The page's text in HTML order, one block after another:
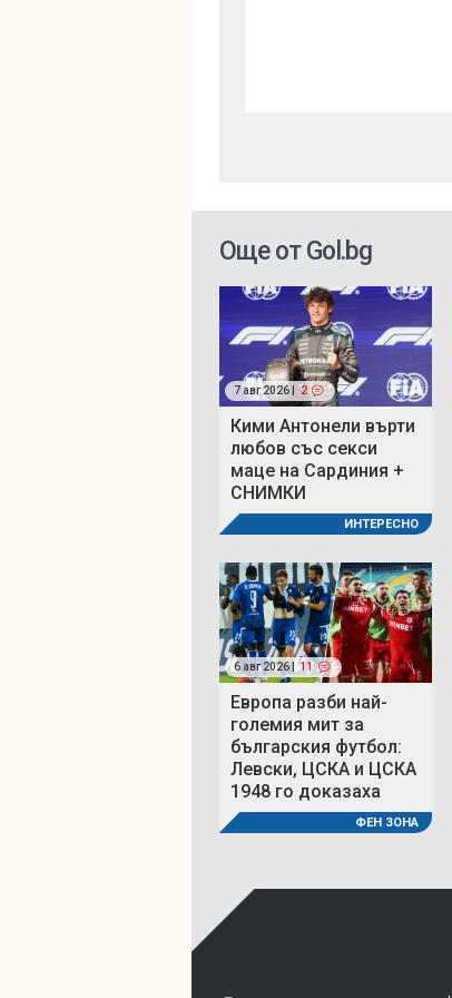
Още от Gol.bg
7 авг 2026 | 2
Кими Антонели върти
любов със секси
маце на Сардиния +
СНИМКИ
ИНТЕРЕСНО
6 авг 2026 | 11
Европа разби най-
големия мит за
българския футбол:
Левски, ЦСКА и ЦСКА
1948 го доказаха
ФЕН ЗОНА